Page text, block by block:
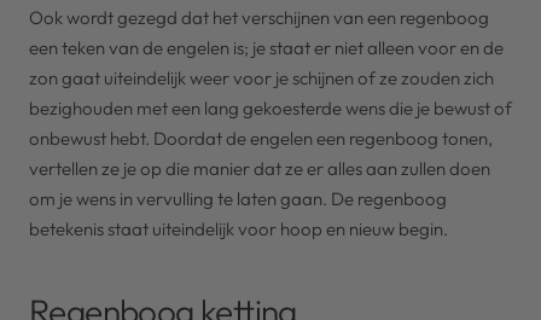
Ook wordt gezegd dat het verschijnen van een regenboog
een teken van de engelen is; je staat er niet alleen voor en de
zon gaat uiteindelijk weer voor je schijnen of ze zouden zich
bezighouden met een lang gekoesterde wens die je bewust of
onbewust hebt. Doordat de engelen een regenboog tonen,
vertellen ze je op die manier dat ze er alles aan zullen doen
om je wens in vervulling te laten gaan. De regenboog
betekenis staat uiteindelijk voor hoop en nieuw begin.
Regenboog ketting